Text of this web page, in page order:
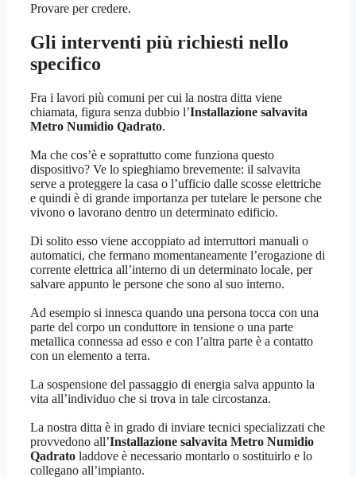
Provare per credere.
Gli interventi più richiesti nello
specifico
Fra i lavori più comuni per cui la nostra ditta viene
chiamata, figura senza dubbio l’Installazione salvavita
Metro Numidio Qadrato.
Ma che cos’è e soprattutto come funziona questo
dispositivo? Ve lo spieghiamo brevemente: il salvavita
serve a proteggere la casa o l’ufficio dalle scosse elettriche
e quindi è di grande importanza per tutelare le persone che
vivono o lavorano dentro un determinato edificio.
Di solito esso viene accoppiato ad interruttori manuali o
automatici, che fermano momentaneamente l’erogazione di
corrente elettrica all’interno di un determinato locale, per
salvare appunto le persone che sono al suo interno.
Ad esempio si innesca quando una persona tocca con una
parte del corpo un conduttore in tensione o una parte
metallica connessa ad esso e con l’altra parte è a contatto
con un elemento a terra.
La sospensione del passaggio di energia salva appunto la
vita all’individuo che si trova in tale circostanza.
La nostra ditta è in grado di inviare tecnici specializzati che
provvedono all’Installazione salvavita Metro Numidio
Qadrato laddove è necessario montarlo o sostituirlo e lo
collegano all’impianto.